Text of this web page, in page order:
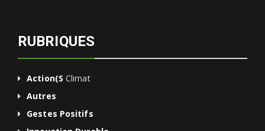
RUBRIQUES
Action(s Climat
Autres
Gestes Positifs